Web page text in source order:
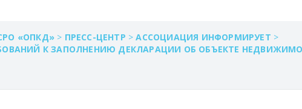
«ОПКД» > ПРЕСС-ЦЕНТР >АССОЦИАЦИЯ ИНФОРМИРУЕТ >
К ЗАПОЛНЕНИЮ ДЕКЛАРАЦИИ ОБ ОБЪЕКТЕ